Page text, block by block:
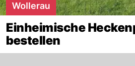
Wollerau
Einheimische
bestellen